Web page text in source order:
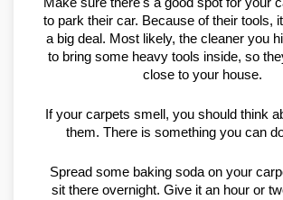
to park their car. Because of their tools,
a big deal. Most likely, the cleaner you
to bring some heavy tools inside, so
close to your house.
If your carpets smell, you should think
them. There is something you can
Spread some baking soda on your
sit there overnight. Give it an hour or